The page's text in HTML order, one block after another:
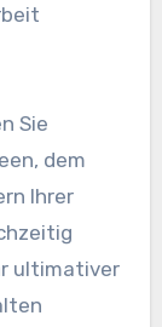
Sie
dem
Ihrer
ultimativer